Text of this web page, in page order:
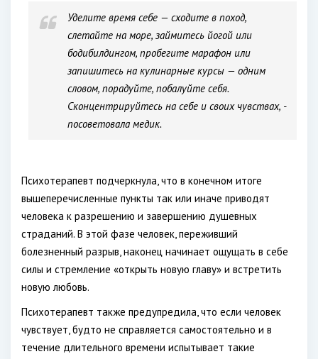
Уделите время себе — сходите в поход,
слетайте на море, займитесь йогой или
бодибилдингом, пробегите марафон или
запишитесь на кулинарные курсы — одним
словом, порадуйте, побалуйте себя.
Сконцентрируйтесь на себе и своих чувствах, -
посоветовала медик.
Психотерапевт подчеркнула, что в конечном итоге
вышеперечисленные пункты так или иначе приводят
человека к разрешению и завершению душевных
страданий. В этой фазе человек, переживший
болезненный разрыв, наконец начинает ощущать в себе
силы и стремление «открыть новую главу» и встретить
новую любовь.
Психотерапевт также предупредила, что если человек
чувствует, будто не справляется самостоятельно и в
течение длительного времени испытывает такие